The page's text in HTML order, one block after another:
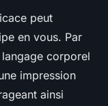
peut
en vous. Par
corporel
impression
ainsi